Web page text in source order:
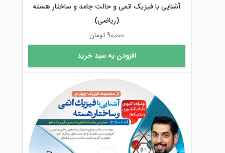
آشنایی با فیزیک اتمی و حالت جامد و ساختار هسته
(ریاضی)
90,000تومان
افزودن به سبد خرید